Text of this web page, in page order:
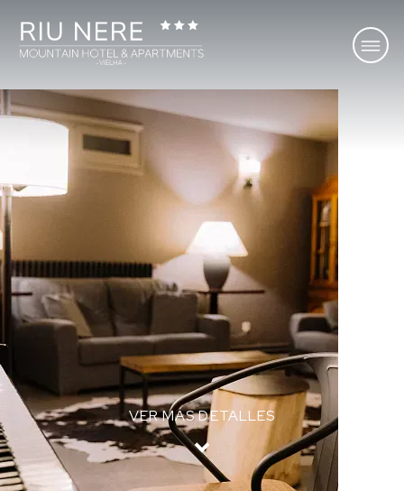
VER MÁS DETALLES